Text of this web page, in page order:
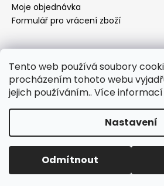
Tento web používá soubory
procházením tohoto webu
jejich používáním.. Více informací
Nastavení
Odmítnout
Moje objednávka
Formulář pro vrácení zboží
Přijímáme online platby
Copyright 2026Dí design.
Upravit nastavení